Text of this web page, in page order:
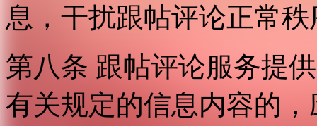
息，干扰跟帖评论正常
第八条 跟帖评论服务提
有关规定的信息内容的